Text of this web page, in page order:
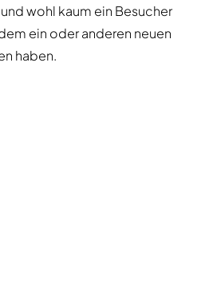
wohl kaum ein Besucher
ein oder anderen neuen
haben.